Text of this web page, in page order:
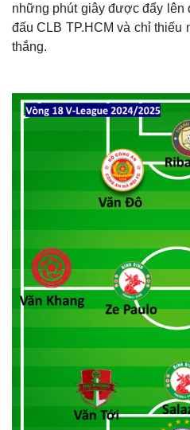
Hồ sơ
những phút giây được đẩy lên
đấu CLB TP.HCM và chỉ thiếu
thắng.